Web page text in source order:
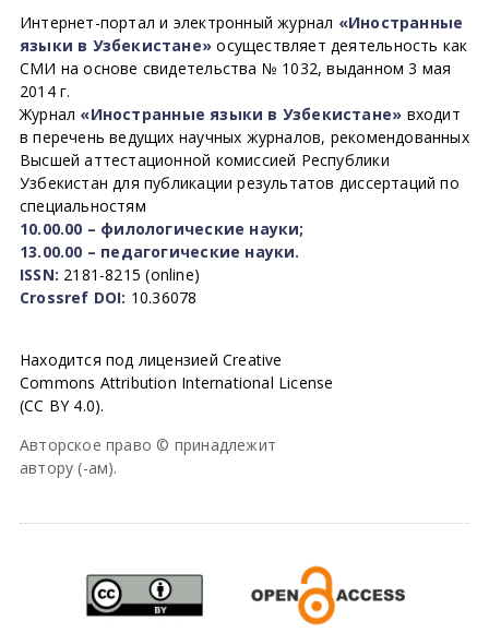
Интернет-портал и электронный журнал «Иностранные
языки в Узбекистане» осуществляет деятельность как
СМИ на основе свидетельства № 1032, выданном 3 мая
2014 г.
Журнал «Иностранные языки в Узбекистане» входит
в перечень ведущих научных журналов, рекомендованных
Высшей аттестационной комиссией Республики
Узбекистан для публикации результатов диссертаций по
специальностям
10.00.00 – филологические науки;
13.00.00 – педагогические науки.
ISSN: 2181-8215 (online)
Crossref DOI: 10.36078
Находится под лицензией Creative
Commons Attribution International License
(CC BY 4.0).
Авторское право © принадлежит
автору (-ам).